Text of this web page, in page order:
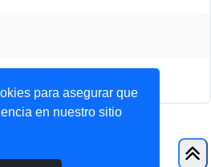
para asegurar que
en nuestro sitio
2025
| Condiciones